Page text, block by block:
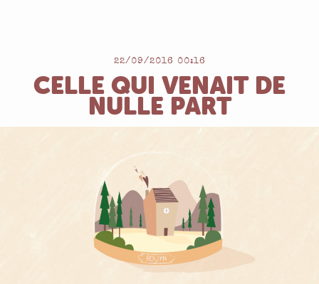
22/09/2016 00:16
CELLE QUI VENAIT DE
NULLE PART